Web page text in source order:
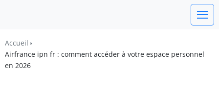
BUSINESS INSIGHTS FOR FRANCE
Accueil
Airfrance ipn fr : comment accéder à votre espace personnel
en 2026